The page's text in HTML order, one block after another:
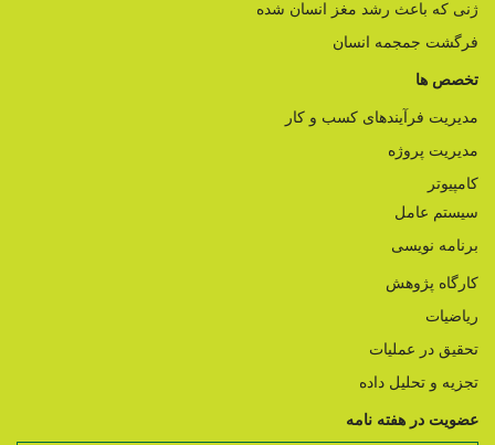
ژنی که باعث رشد مغز انسان شده
فرگشت جمجمه انسان
تخصص ها
مدیریت فرآیندهای کسب و کار
مدیریت پروژه
کامپیوتر
سیستم عامل
برنامه نویسی
کارگاه پژوهش
ریاضیات
تحقیق در عملیات
تجزیه و تحلیل داده
عضویت در هفته نامه